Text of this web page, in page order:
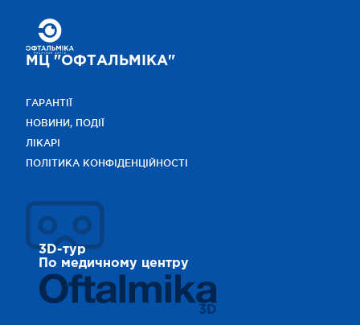
МЦ "ОФТАЛЬМІКА"
ГАРАНТІЇ
НОВИНИ, ПОДІЇ
ЛІКАРІ
ПОЛІТИКА КОНФІДЕНЦІЙНОСТІ
3D-тур
По медичному центру
3D